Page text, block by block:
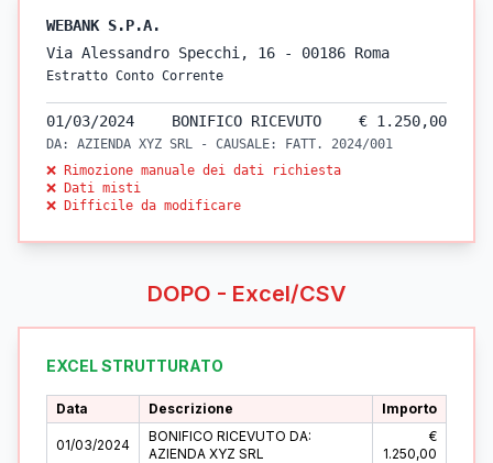
WEBANK S.P.A.
Via Alessandro Specchi, 16 - 00186 Roma
Estratto Conto Corrente
01/03/2024 BONIFICO RICEVUTO € 1.250,00
DA: AZIENDA XYZ SRL - CAUSALE: FATT. 2024/001
❌ Rimozione manuale dei dati richiesta
❌ Dati misti
❌ Difficile da modificare
DOPO - Excel/CSV
EXCEL STRUTTURATO
Data Descrizione Importo
01/03/2024
BONIFICO RICEVUTO DA:
AZIENDA XYZ SRL
€
1.250,00